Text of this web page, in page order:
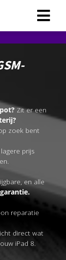
Zit er een
zoek bent
prijs
en alle
garantie.
reparatie
direct wat
iPad 8.